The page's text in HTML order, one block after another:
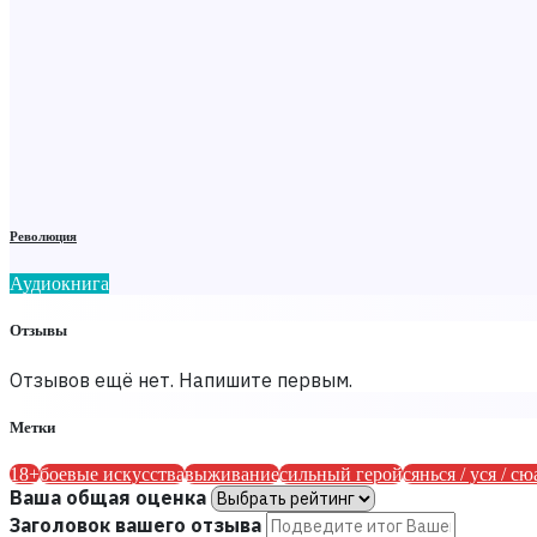
Революция
Аудиокнига
Отзывы
Отзывов ещё нет. Напишите первым.
Метки
18+боевые искусствавыживаниесильный геройсянься / уся /
Ваша общая оценка
Заголовок вашего отзыва